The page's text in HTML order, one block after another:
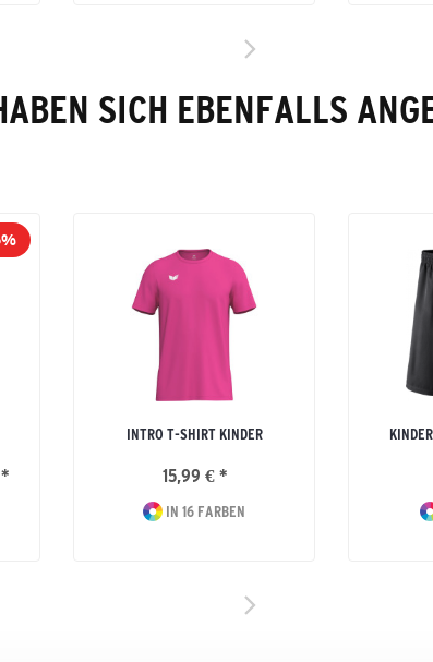
SICH EBENFALLS
INTRO T-SHIRT KINDER
15,99 € *
IN 16 FARBEN